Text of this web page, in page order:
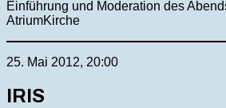
Einführung und Moderation des
AtriumKirche
25. Mai 2012, 20:00
IRIS